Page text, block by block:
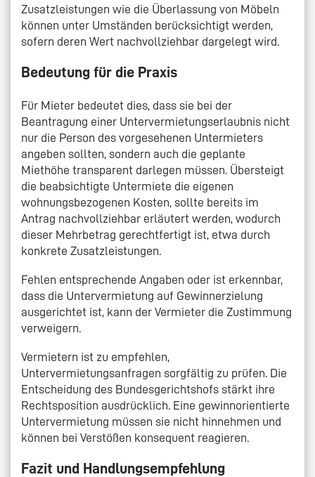
Zusatzleistungen wie die Überlassung von Möbeln
können unter Umständen berücksichtigt werden,
sofern deren Wert nachvollziehbar dargelegt wird.
Bedeutung für die Praxis
Für Mieter bedeutet dies, dass sie bei der
Beantragung einer Untervermietungserlaubnis nicht
nur die Person des vorgesehenen Untermieters
angeben sollten, sondern auch die geplante
Miethöhe transparent darlegen müssen. Übersteigt
die beabsichtigte Untermiete die eigenen
wohnungsbezogenen Kosten, sollte bereits im
Antrag nachvollziehbar erläutert werden, wodurch
dieser Mehrbetrag gerechtfertigt ist, etwa durch
konkrete Zusatzleistungen.
Fehlen entsprechende Angaben oder ist erkennbar,
dass die Untervermietung auf Gewinnerzielung
ausgerichtet ist, kann der Vermieter die Zustimmung
verweigern.
Vermietern ist zu empfehlen,
Untervermietungsanfragen sorgfältig zu prüfen. Die
Entscheidung des Bundesgerichtshofs stärkt ihre
Rechtsposition ausdrücklich. Eine gewinnorientierte
Untervermietung müssen sie nicht hinnehmen und
können bei Verstößen konsequent reagieren.
Fazit und Handlungsempfehlung